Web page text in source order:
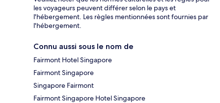
les voyageurs peuvent différer selon le pays et
l'hébergement. Les règles mentionnées sont fournies par
l'hébergement.
Connu aussi sous le nom de
Fairmont Hotel Singapore
Fairmont Singapore
Singapore Fairmont
Fairmont Singapore Hotel Singapore